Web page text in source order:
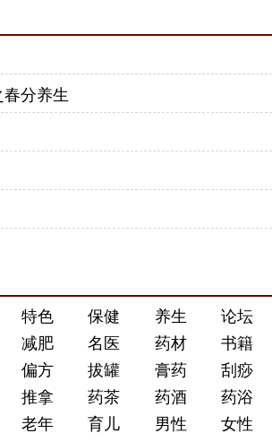
分养生
特色 保健 养生
论坛
减肥 名医 药材
书籍
偏方 拔罐 膏药
刮痧
推拿 药茶 药酒
药浴
老年 育儿 男性
女性